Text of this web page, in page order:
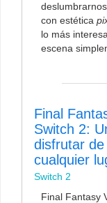
con estética
lo más
escena
Final
Switch 2:
disfrutar
cualquier
Switch 2
Final Fantasy